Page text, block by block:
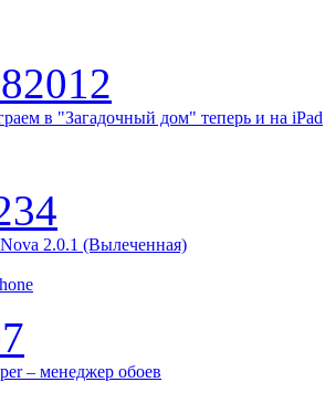
в "Загадочный дом" теперь и на iPad
2.0.1 (Вылеченная)
– менеджер обоев